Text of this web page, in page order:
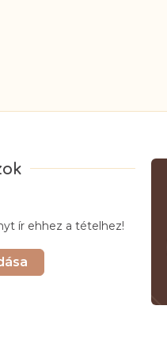
ír ehhez a tételhez!